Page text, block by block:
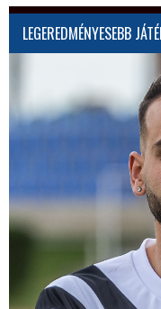
LEGEREDMÉNYESEBB